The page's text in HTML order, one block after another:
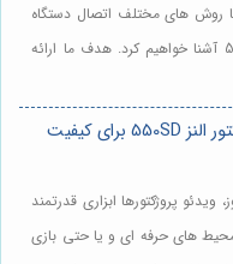
با روش های مختلف اتصال دستگاه
های شما به ویدئو پروژکتور النز 550SD آشنا خواهیم کرد. هدف ما ارائه
⭐️ 🔧 تنظیمات دقیق ویدئو پروژکتور النز 550SD برای کیفیت
ویدئو پروژکتورها ابزاری قدرتمند
محیط های حرفه ای و یا حتی بازی